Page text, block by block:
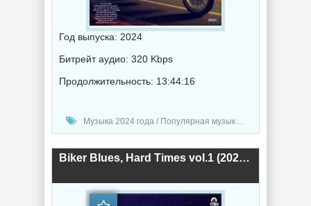
Год выпуска: 2024
Битрейт аудио: 320 Kbps
Продолжительность: 13:44:16
Музыка 2024 года / Популярная музыка / Рок - альтернативная музыка / Блюз музыка / Музыка VA
Biker Blues, Hard Times vol.1 (2024) торрент